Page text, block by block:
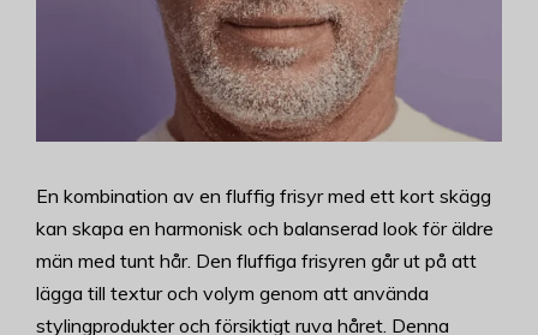
En kombination av en fluffig frisyr med ett kort skägg
kan skapa en harmonisk och balanserad look för äldre
män med tunt hår. Den fluffiga frisyren går ut på att
lägga till textur och volym genom att använda
stylingprodukter och försiktigt ruva håret. Denna